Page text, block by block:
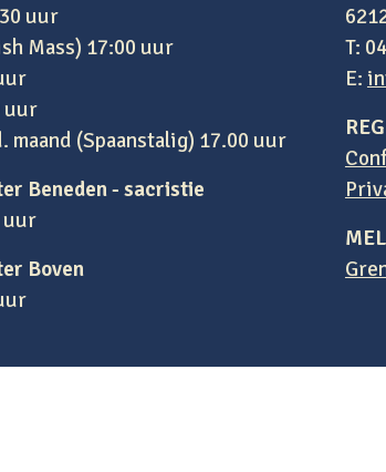
uur
Mass) 17:00 uur
uur
maand (Spaanstalig) 17.00 uur
Beneden - sacristie
uur
Boven
T:
E: